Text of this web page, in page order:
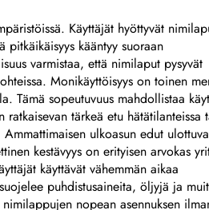
korostettu
Käyttäjät hyöttyvät
pitkäikäisyys kääntyy suoraan
varmistaa, että nimilaput pysyvät
Monikäyttöisyys on toinen
Tämä sopeutuvuus mahdollistaa
tärkeä etu hätätilanteissa
ulkoasun edut
kestävyys on erityisen arvokas
käyttävät vähemmän aikaa
puhdistusaineita, öljyjä ja
nopean asennuksen